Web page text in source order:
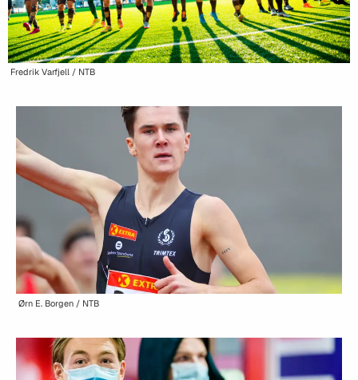
Fredrik Varfjell / NTB
Ørn E. Borgen / NTB